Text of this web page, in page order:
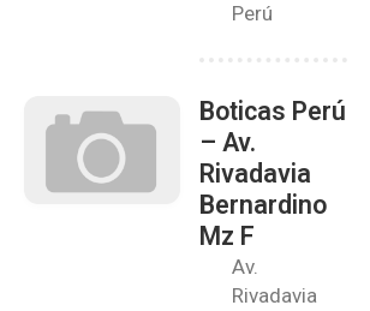
Perú
Boticas Perú
– Av.
Rivadavia
Bernardino
Mz F
Av.
Rivadavia